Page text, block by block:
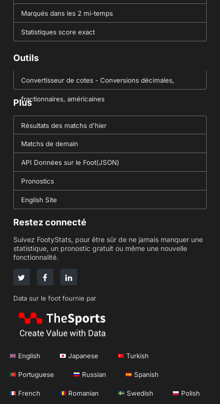
Marqués dans les 2 mi-temps
Statistiques score exact
Outils
Convertisseur de cotes - Conversions décimales,
fractionnaires, américaines
Plus
Résultats des matchs d'hier
Matchs de demain
API Données sur le Foot(JSON)
Pronostics
English Site
Restez connecté
Suivez FootyStats, pour être sûr de ne jamais manquer une
statistique, un pronostic gratuit ou même une nouvelle
fonctionnalité.
Data sur le foot fournie par
English Japanese Turkish
Portuguese Russian Spanish
French Romanian Swedish Polish